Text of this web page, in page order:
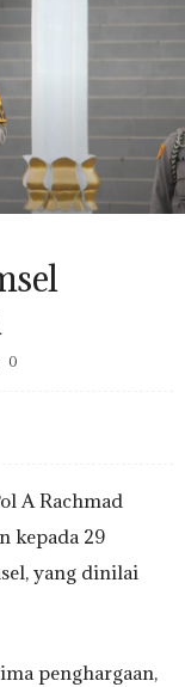
0
A Rachmad
kepada 29
yang dinilai
penghargaan,